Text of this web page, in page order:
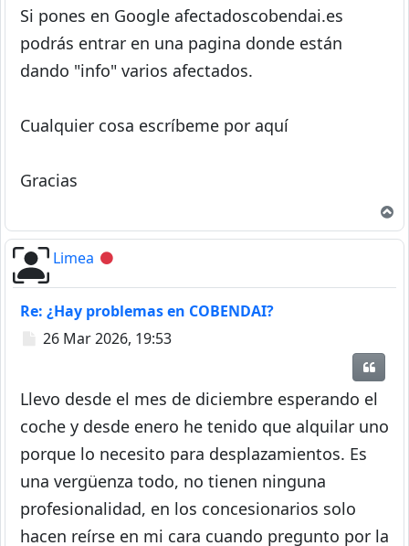
Si pones en Google afectadoscobendai.es
podrás entrar en una pagina donde están
dando "info" varios afectados.
Cualquier cosa escríbeme por aquí
Gracias
Limea Desconectado
Re: ¿Hay problemas en COBENDAI?
Mensaje
26 Mar 2026, 19:53
Llevo desde el mes de diciembre esperando el
coche y desde enero he tenido que alquilar uno
porque lo necesito para desplazamientos. Es
una vergüenza todo, no tienen ninguna
profesionalidad, en los concesionarios solo
hacen reírse en mi cara cuando pregunto por la